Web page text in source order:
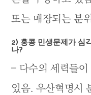
또는 매장되는 분
2) 홍콩 민생문제가 심
나?
– 다수의 세력들
있음. 우산혁명시